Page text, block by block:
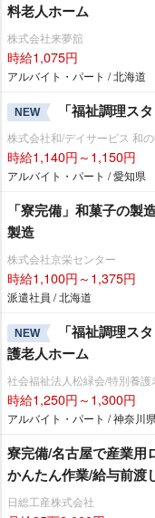
料老人ホーム
株式会社来夢舘
時給1,075円
アルバイト・パート / 北海道
NEW 「福祉調理ス
株式会社和/デイサービス 和
時給1,140円～1,150円
アルバイト・パート / 愛知県
「寮完備」和菓子の製
製造
株式会社京栄センター
時給1,100円～1,375円
派遣社員 / 北海道
NEW
「福祉調理ス
護老人ホーム
社会福祉法人松緑会/特別養
時給1,250円～1,300円
アルバイト・パート / 神奈川県
寮完備/名古屋で産業用
かんたん作業/給与前渡
日総工産株式会社